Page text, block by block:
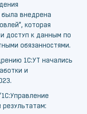
была внедрена
которая
доступ к данным по
обязанностями.
1С:УТ начались
и